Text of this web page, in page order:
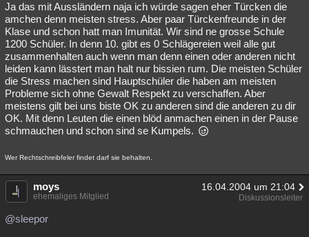
Ja das mit Aussländern naja ich würde sagen eher Türcken die
amchen denn meisten stress. Aber paar Türckenfreunde in der
Klase und schon hatt man Imunität. Wir sind ne grosse Schule
1200 Schüler. In denn 10. gibt es 0 Schlägereien weil alle gut
zusammenhalten auch wenn man denn einen oder anderen nicht
leiden kann lässtert man halt nur bissien rum. Die meisten Schüler
die Stress machen sind Hauptschüler die haben am meisten
Probleme sich ohne Gewalt Respekt zu verschaffen. Aber
meistens gilt bei uns biste OK zu anderen sind die anderen zu dir
OK. Mit denn Leuten die einen blöd anmachen einen in der Pause
schmauchen und schon sind se Kumpels.
Wer Rechtschreibfeler findet darf sie behalten.
moys 16.04.2004 um 21:04
ehemaliges Mitglied Diskussionsleiter
@sleepor